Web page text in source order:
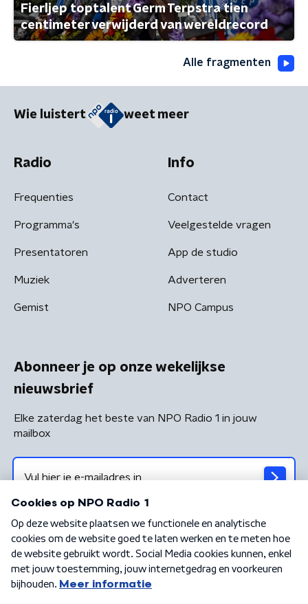
Fierljep toptalent Germ Terpstra tien
centimeter verwijderd van wereldrecord
Alle fragmenten
Wie luistert weet meer
Radio
Frequenties
Programma's
Presentatoren
Muziek
Gemist
Info
Contact
Veelgestelde vragen
App de studio
Adverteren
NPO Campus
Abonneer je op onze wekelijkse
nieuwsbrief
Elke zaterdag het beste van NPO Radio 1 in jouw
mailbox
Algemene voorwaarden